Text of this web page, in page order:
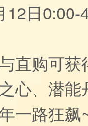
12日0:00-
直购可
心、潜
一路狂